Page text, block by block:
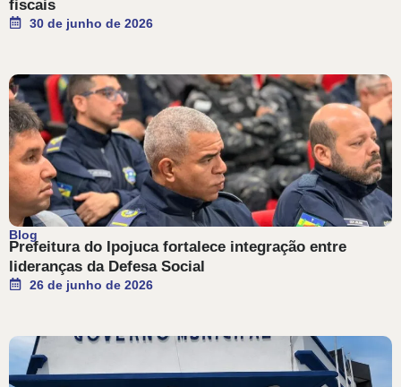
fiscais
30 de junho de 2026
Blog
Prefeitura do Ipojuca fortalece integração entre
lideranças da Defesa Social
26 de junho de 2026